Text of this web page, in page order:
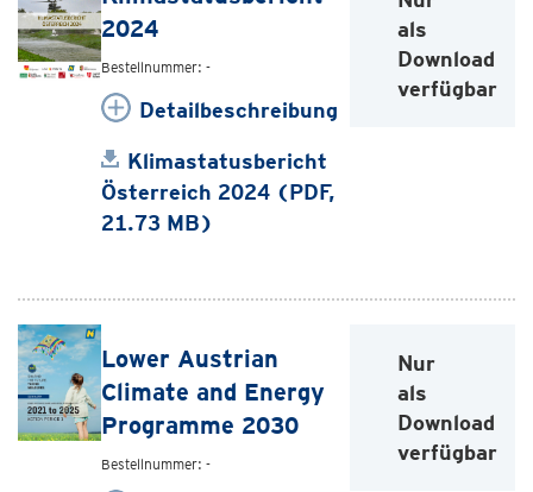
2024
Bestellnummer: -
Detailbeschreibung
Klimastatusbericht
Österreich 2024 (PDF,
21.73 MB)
als
Download
verfügbar
Lower Austrian
Climate and Energy
Programme 2030
Bestellnummer: -
Nur
als
Download
verfügbar